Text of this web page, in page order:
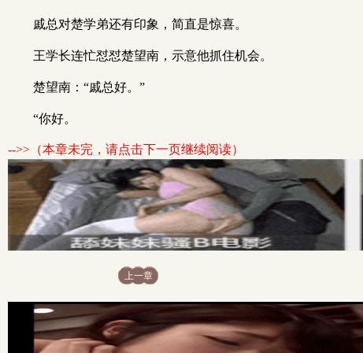
戚总对楚学弟还有印象，简直是惊喜。
王学长连忙怼怼楚望南，示意他抓住机会。
楚望南：“戚总好。”
“你好。
-->>（本章未完，请点击下一页继续阅读）
上一章